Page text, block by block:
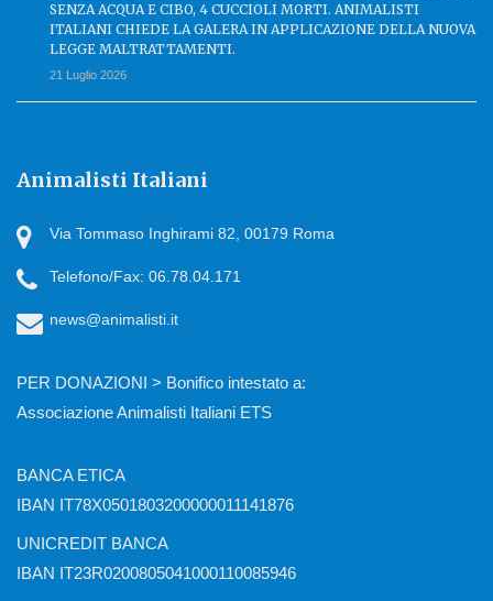
SENZA ACQUA E CIBO, 4 CUCCIOLI MORTI. ANIMALISTI
ITALIANI CHIEDE LA GALERA IN APPLICAZIONE DELLA NUOVA
LEGGE MALTRATTAMENTI.
21 Luglio 2026
Animalisti Italiani
Via Tommaso Inghirami 82, 00179 Roma
Telefono/Fax: 06.78.04.171
news@animalisti.it
PER DONAZIONI > Bonifico intestato a:
Associazione Animalisti Italiani ETS
BANCA ETICA
IBAN IT78X0501803200000011141876
UNICREDIT BANCA
IBAN IT23R0200805041000110085946